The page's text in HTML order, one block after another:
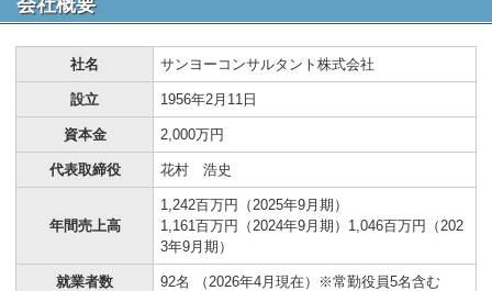
会社概要
社名 サンヨーコンサルタント株式会社
設立 1956年2月11日
資本金 2,000万円
代表取締役 花村 浩史
年間売上高
1,242百万円（2025年9月期）
1,161百万円（2024年9月期）1,046百万円（202
3年9月期）
就業者数 92名 （2026年4月現在）※常勤役員5名含む